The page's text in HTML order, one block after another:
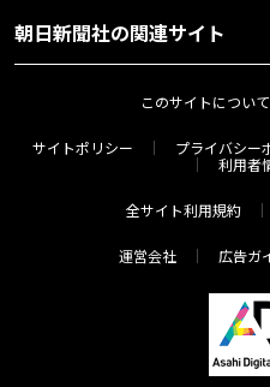
朝日新聞社の関連サイト
このサイトについて
サイトポリシー プライバシー
利用者
全サイト利用規約
運営会社 広告ガ